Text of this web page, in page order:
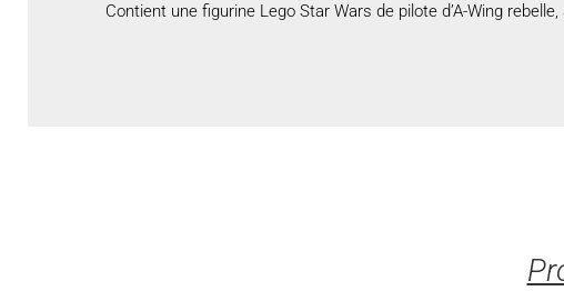
Contient une figurine Lego Star Wars de pilote d’A-Wing